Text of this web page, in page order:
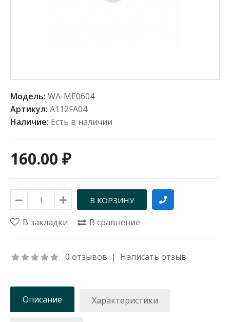
Модель: WA-ME0604
Артикул: А112FA04
Наличие: Есть в наличии
160.00 ₽
В закладки В сравнение
0 отзывов | Написать отзыв
Описание Характеристики